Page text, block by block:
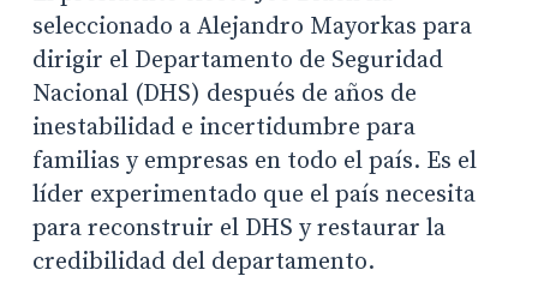
seleccionado a Alejandro Mayorkas para
dirigir el Departamento de Seguridad
Nacional (DHS) después de años de
inestabilidad e incertidumbre para
familias y empresas en todo el país. Es el
líder experimentado que el país necesita
para reconstruir el DHS y restaurar la
credibilidad del departamento.